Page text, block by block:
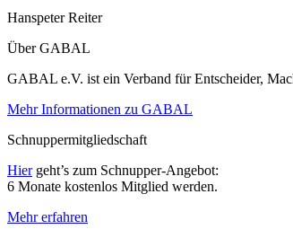
Hanspeter Reiter
Über GABAL
GABAL e.V. ist ein Verband für Entscheider,
Mehr Informationen zu GABAL
Schnuppermitgliedschaft
Hiergeht’s zum Schnupper-Angebot:
6 Monate kostenlos Mitglied werden.
Mehr erfahren